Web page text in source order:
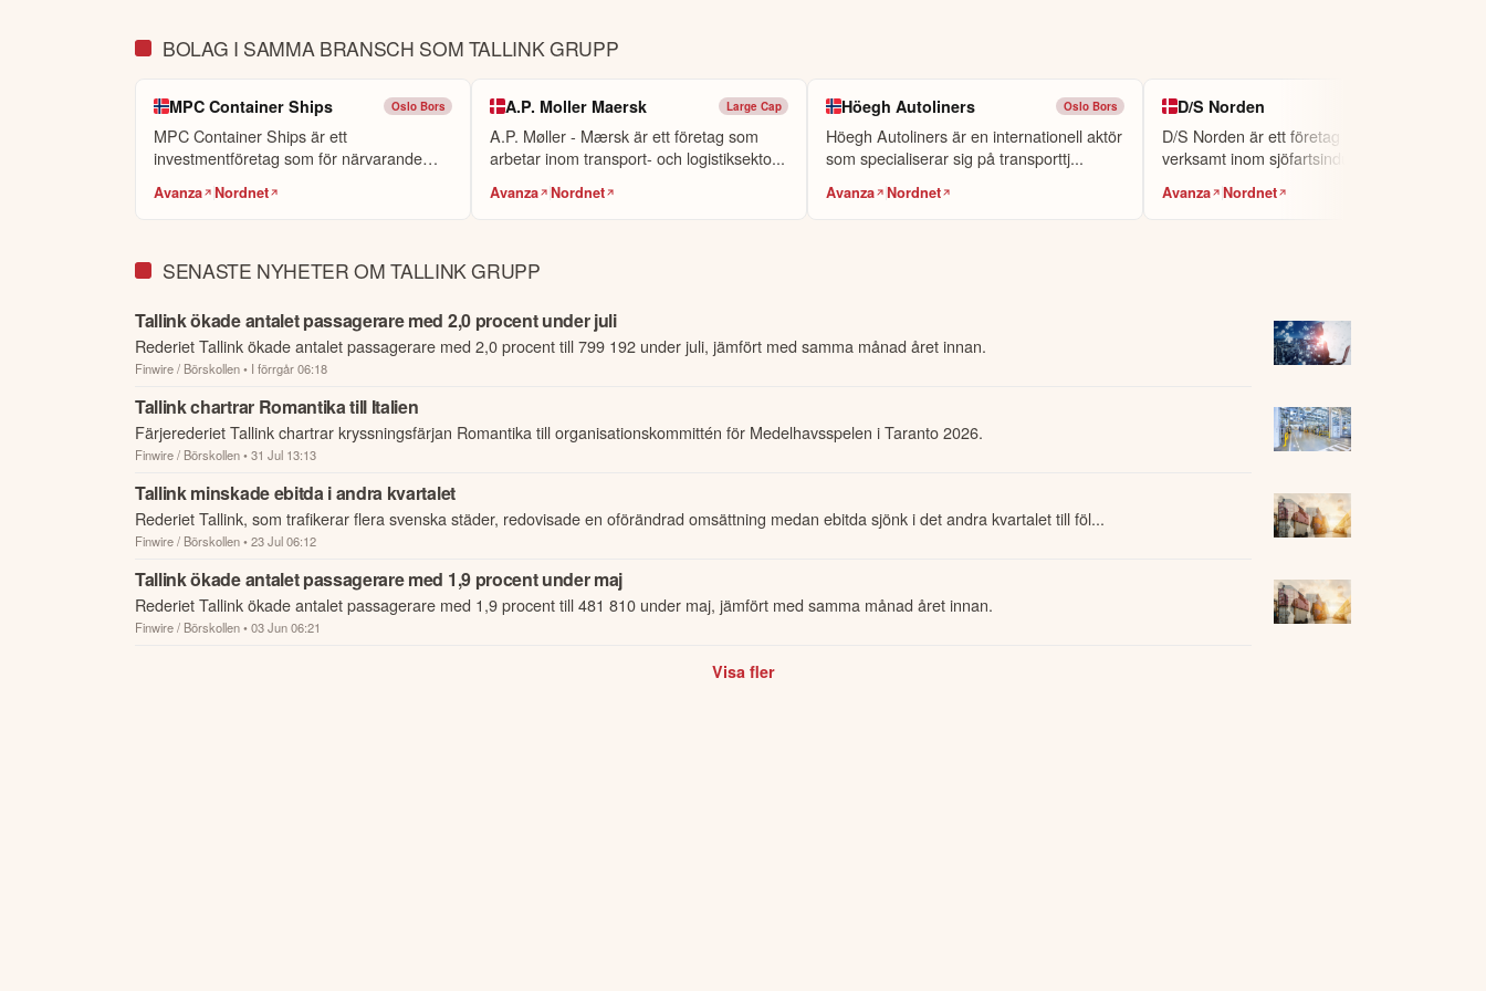
BOLAG I SAMMA BRANSCH SOM TALLINK GRUPP
MPC Container Ships Oslo Bors
MPC Container Ships är ett
investmentföretag som för närvarande
Avanza Nordnet
A.P. Moller Maersk Large Cap
A.P. Møller - Mærsk är ett företag som
arbetar inom transport- och logistiksekto...
Avanza Nordnet
Höegh Autoliners Oslo Bors
Höegh Autoliners är en internationell aktör
som specialiserar sig på transporttj...
Avanza Nordnet
D/S Norden
D/S Norden är ett företag som är
verksamt inom sjöfartsindustrin.
Avanza Nordnet
SENASTE NYHETER OM TALLINK GRUPP
Tallink ökade antalet passagerare med 2,0 procent under juli
Rederiet Tallink ökade antalet passagerare med 2,0 procent till 799 192 under juli, jämfört med samma månad året innan.
Finwire / Börskollen• I förrgår 06:18
Tallink chartrar Romantika till Italien
Färjerederiet Tallink chartrar kryssningsfärjan Romantika till organisationskommittén för Medelhavsspelen i Taranto 2026.
Finwire / Börskollen• 31 Jul 13:13
Tallink minskade ebitda i andra kvartalet
Rederiet Tallink, som trafikerar flera svenska städer, redovisade en oförändrad omsättning medan ebitda sjönk i det andra kvartalet till föl...
Finwire / Börskollen• 23 Jul 06:12
Tallink ökade antalet passagerare med 1,9 procent under maj
Rederiet Tallink ökade antalet passagerare med 1,9 procent till 481 810 under maj, jämfört med samma månad året innan.
Finwire / Börskollen• 03 Jun 06:21
Visa fler